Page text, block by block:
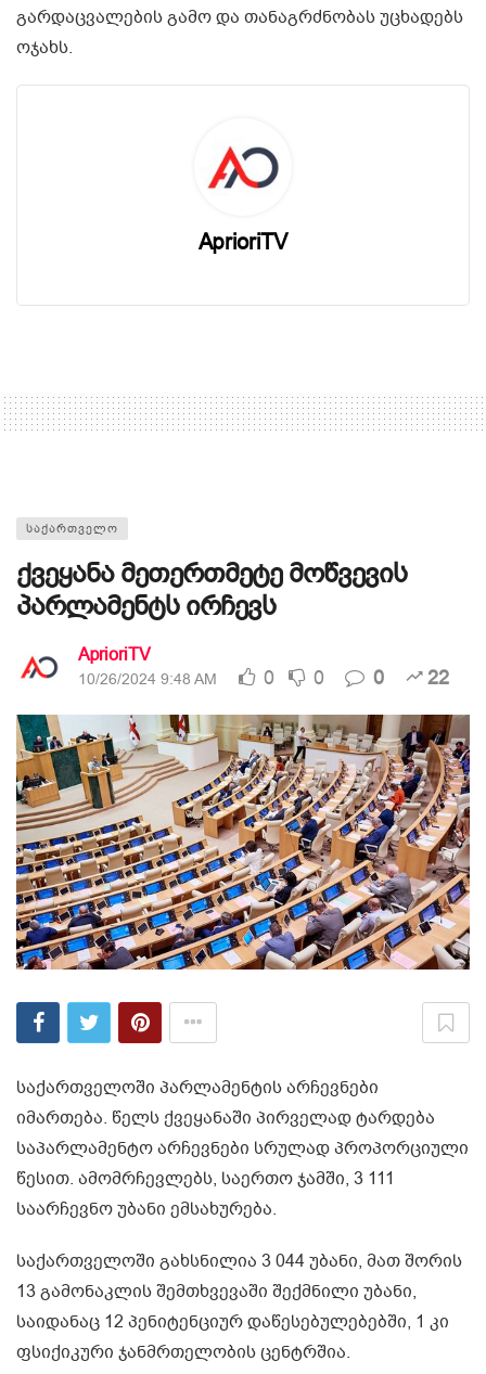
გარდაცვალების გამო და თანაგრძნობას უცხადებს
ოჯახს.
AprioriTV
ᲡᲐᲥᲐᲠᲗᲕᲔᲚᲝ
ქვეყანა მეთერთმეტე მოწვევის
პარლამენტს ირჩევს
AprioriTV
10/26/2024 9:48 AM 0 0 0 22
საქართველოში პარლამენტის არჩევნები
იმართება. წელს ქვეყანაში პირველად ტარდება
საპარლამენტო არჩევნები სრულად პროპორციული
წესით. ამომრჩევლებს, საერთო ჯამში, 3 111
საარჩევნო უბანი ემსახურება.
საქართველოში გახსნილია 3 044 უბანი, მათ შორის
13 გამონაკლის შემთხვევაში შექმნილი უბანი,
საიდანაც 12 პენიტენციურ დაწესებულებებში, 1 კი
ფსიქიკური ჯანმრთელობის ცენტრშია.